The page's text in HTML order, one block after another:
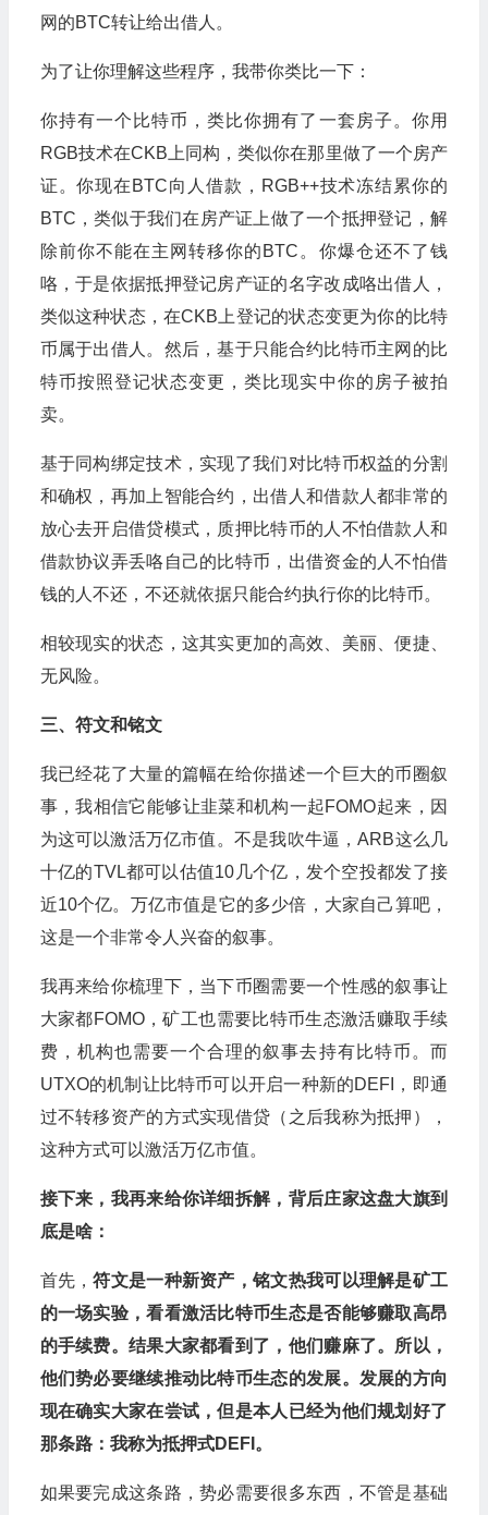
网的BTC转让给出借人。
为了让你理解这些程序，我带你类比一下：
你持有一个比特币，类比你拥有了一套房子。你用
RGB技术在CKB上同构，类似你在那里做了一个房产
证。你现在BTC向人借款，RGB++技术冻结累你的
BTC，类似于我们在房产证上做了一个抵押登记，解
除前你不能在主网转移你的BTC。你爆仓还不了钱
咯，于是依据抵押登记房产证的名字改成咯出借人，
类似这种状态，在CKB上登记的状态变更为你的比特
币属于出借人。然后，基于只能合约比特币主网的比
特币按照登记状态变更，类比现实中你的房子被拍
卖。
基于同构绑定技术，实现了我们对比特币权益的分割
和确权，再加上智能合约，出借人和借款人都非常的
放心去开启借贷模式，质押比特币的人不怕借款人和
借款协议弄丢咯自己的比特币，出借资金的人不怕借
钱的人不还，不还就依据只能合约执行你的比特币。
相较现实的状态，这其实更加的高效、美丽、便捷、
无风险。
三、符文和铭文
我已经花了大量的篇幅在给你描述一个巨大的币圈叙
事，我相信它能够让韭菜和机构一起FOMO起来，因
为这可以激活万亿市值。不是我吹牛逼，ARB这么几
十亿的TVL都可以估值10几个亿，发个空投都发了接
近10个亿。万亿市值是它的多少倍，大家自己算吧，
这是一个非常令人兴奋的叙事。
我再来给你梳理下，当下币圈需要一个性感的叙事让
大家都FOMO，矿工也需要比特币生态激活赚取手续
费，机构也需要一个合理的叙事去持有比特币。而
UTXO的机制让比特币可以开启一种新的DEFI，即通
过不转移资产的方式实现借贷（之后我称为抵押），
这种方式可以激活万亿市值。
接下来，我再来给你详细拆解，背后庄家这盘大旗到
底是啥：
首先，符文是一种新资产，铭文热我可以理解是矿工
的一场实验，看看激活比特币生态是否能够赚取高昂
的手续费。结果大家都看到了，他们赚麻了。所以，
他们势必要继续推动比特币生态的发展。发展的方向
现在确实大家在尝试，但是本人已经为他们规划好了
那条路：我称为抵押式DEFI。
如果要完成这条路，势必需要很多东西，不管是基础